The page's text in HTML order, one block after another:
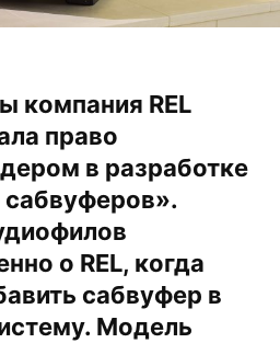
компания REL
право
в разработке
сабвуферов».
о REL, когда
сабвуфер в
Модель